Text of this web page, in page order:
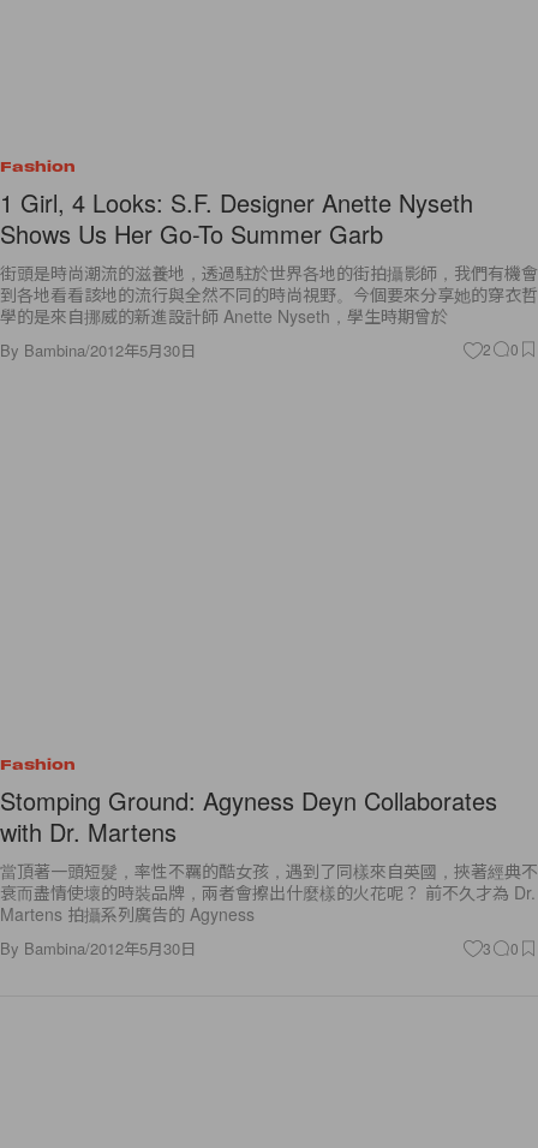
Fashion
1 Girl, 4 Looks: S.F. Designer Anette Nyseth
Shows Us Her Go-To Summer Garb
街頭是時尚潮流的滋養地，透過駐於世界各地的街拍攝影師，我們有機會
到各地看看該地的流行與全然不同的時尚視野。今個要來分享她的穿衣哲
學的是來自挪威的新進設計師 Anette Nyseth，學生時期曾於
By Bambina/2012年5月30日 2 0
Fashion
Stomping Ground: Agyness Deyn Collaborates
with Dr. Martens
當頂著一頭短髮，率性不羈的酷女孩，遇到了同樣來自英國，挾著經典不
衰而盡情使壞的時裝品牌，兩者會擦出什麼樣的火花呢？ 前不久才為 Dr.
Martens 拍攝系列廣告的 Agyness
By Bambina/2012年5月30日 3 0